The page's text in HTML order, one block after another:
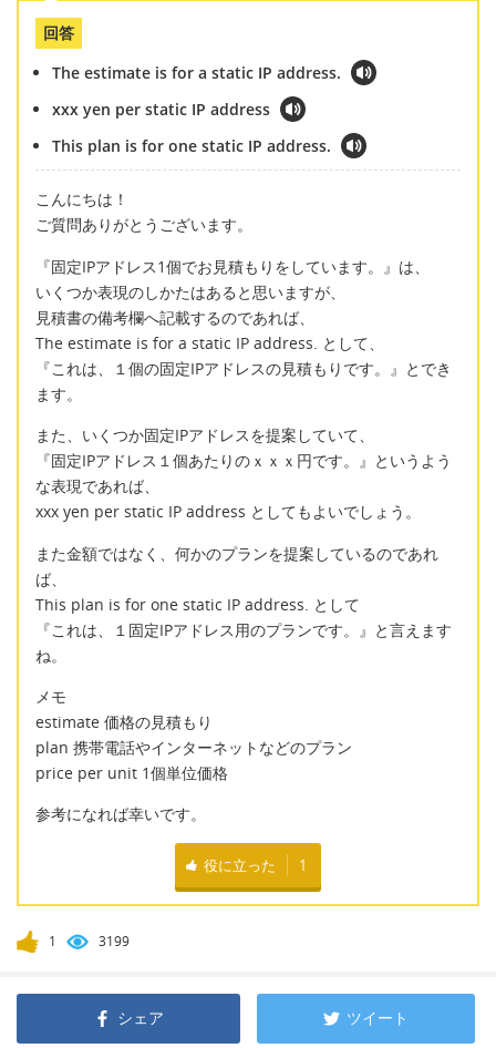
回答
The estimate is for a static IP address.
xxx yen per static IP address
This plan is for one static IP address.
こんにちは！
ご質問ありがとうございます。
『固定IPアドレス1個でお見積もりをしています。』は、
いくつか表現のしかたはあると思いますが、
見積書の備考欄へ記載するのであれば、
The estimate is for a static IP address. として、
『これは、１個の固定IPアドレスの見積もりです。』とでき
ます。
また、いくつか固定IPアドレスを提案していて、
『固定IPアドレス１個あたりのｘｘｘ円です。』というよう
な表現であれば、
xxx yen per static IP address としてもよいでしょう。
また金額ではなく、何かのプランを提案しているのであれ
ば、
This plan is for one static IP address. として
『これは、１固定IPアドレス用のプランです。』と言えます
ね。
メモ
estimate 価格の見積もり
plan 携帯電話やインターネットなどのプラン
price per unit 1個単位価格
参考になれば幸いです。
役に立った 1
1 3199
シェア ツイート